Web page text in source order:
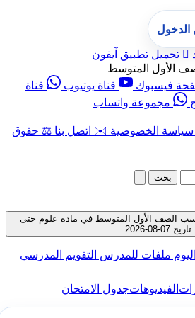
 تحميل تطبيق آيفون
الأول المتوسط
فيسبوك قناة يوتيوب
قناة
مجموعة واتساب
سياسة الخصوصية ✉️ اتصل بنا ⚖️ حقوق
بحث
الصف الأول المتوسط في مادة علوم حتى
تاريخ 07-08-2026
ملفات للمدرس التقويم المدرسي
الفيديوهاتجدول الامتحان